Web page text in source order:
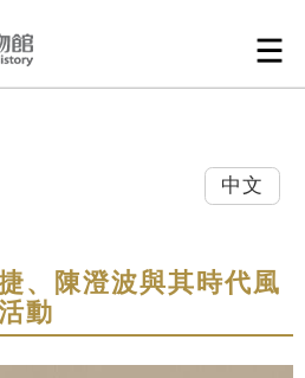
中文
、陳澄波與其時代風
動